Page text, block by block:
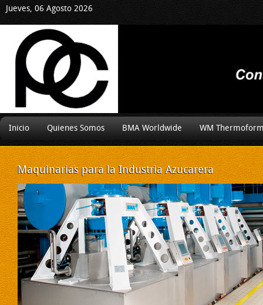
Jueves, 06 Agosto 2026
Inicio Quienes Somos BMA Worldwide WM
Maquinariaspara la Industria Azucarera